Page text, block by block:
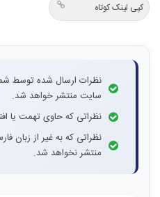
کپی لینک کوتاه
نظرات ارسال شده توسط
سایت منتشر خواهد شد.
نظراتی که حاوی تهمت یا
نظراتی که به غیر از زبان
منتشر نخواهد شد.